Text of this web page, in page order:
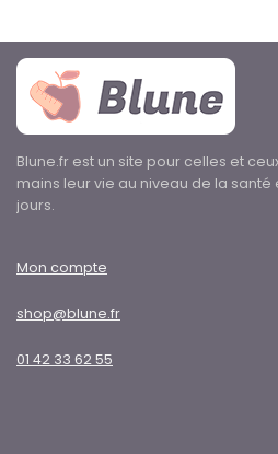
Blune.fr est un site pour celles et
mains leur vie au niveau de la
jours.
Mon compte
shop@blune.fr
01 42 33 62 55